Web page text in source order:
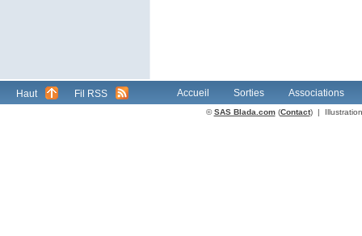
Haut Fil RSS Accueil Sorties Associations
©SAS Blada.com(Contact) |